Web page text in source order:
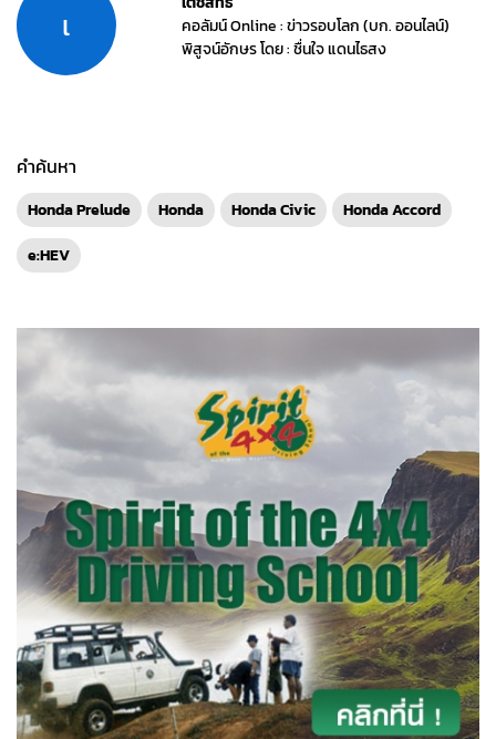
เ
คอลัมน์ Online : ข่าวรอบโลก (บก. ออนไลน์)
พิสูจน์อักษร โดย : ชื่นใจ แดนไธสง
คำค้นหา
Honda Prelude Honda Honda Civic
Honda Accord
e:HEV